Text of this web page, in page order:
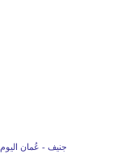
جنيف - عُمان اليوم